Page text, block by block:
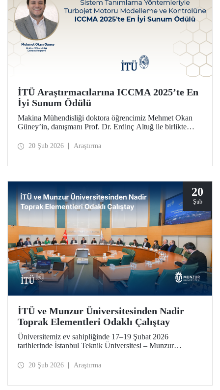
İTÜ Araştırmacılarına ICCMA 2025’te En
İyi Sunum Ödülü
Makina Mühendisliği doktora öğrencimiz Mehmet Okan
Güney’in, danışmanı Prof. Dr. Erdinç Altuğ ile birlikte
konferansında sunduğu bildiri, “Karmaşık Sistemlerde
20 Şub 2026 Araştırma
20
Şub
İTÜ ve Munzur Üniversitesinden Nadir
Toprak Elementleri Odaklı Çalıştay
Üniversitemiz ev sahipliğinde 17–19 Şubat 2026
tarihlerinde İstanbul Teknik Üniversitesi – Munzur
düzenlendi. Her iki üniversiteden akademisyenler çalıştaya
20 Şub 2026 Araştırma